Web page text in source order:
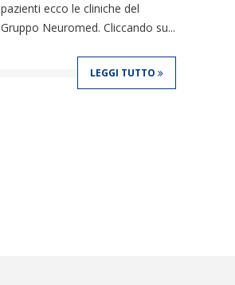
pazienti ecco le cliniche del
Gruppo Neuromed. Cliccando su...
LEGGI TUTTO